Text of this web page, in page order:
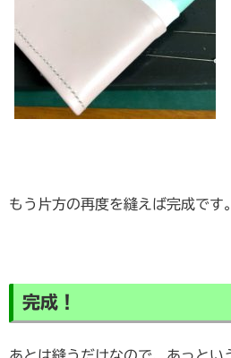
もう片方の再度を縫えば完成です。
完成！